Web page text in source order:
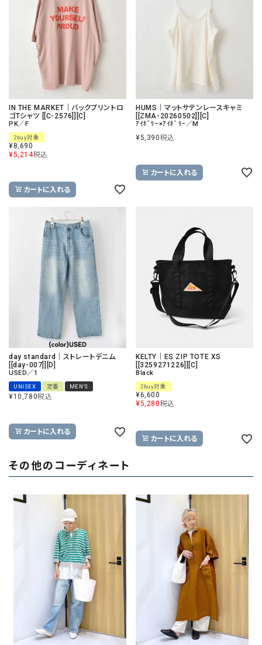
IN THE MARKET｜バックプリントロ
ゴTシャツ [[C-2576]][C]
PK／F
2buy対象
¥8,690
¥5,214税込
カートに入れる
HUMS｜マットサテンレースキャミ
[[ZMA-20260502]][C]
ｱｲﾎﾞﾘｰ×ｱｲﾎﾞﾘｰ／M
¥5,390税込
カートに入れる
day standard｜ストレートデニム
[[day-007]][D]
USED／1
UNISEX 定番 MEN'S
¥10,780税込
カートに入れる
KELTY｜ES ZIP TOTE XS
[[3259271226]][C]
Black
2buy対象
¥6,600
¥5,280税込
カートに入れる
その他のコーディネート